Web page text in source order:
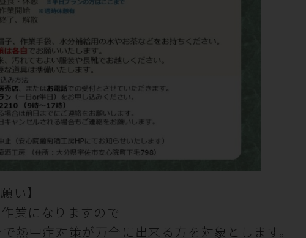
い】
業になりますので
熱中症対策が万全に出来る方を対象とします。